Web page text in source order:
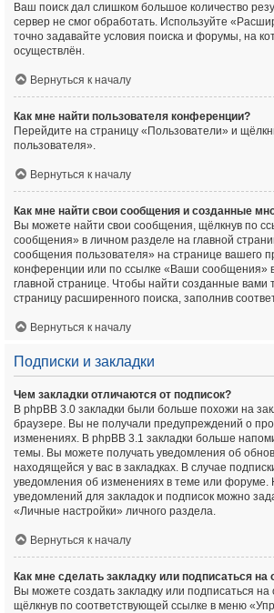
Ваш поиск дал слишком большое количество
сервер не смог обработать. Используйте
точно задавайте условия поиска и форумы, на
осуществлён.
Вернуться к началу
Как мне найти пользователя конференции?
Перейдите на страницу «Пользователи» и
пользователя».
Вернуться к началу
Как мне найти свои сообщения и созданные
Вы можете найти свои сообщения, щёлкнув по
сообщения» в личном разделе на главной
сообщения пользователя» на странице вашего
конференции или по ссылке «Ваши сообщения»
главной странице. Чтобы найти созданные вами
страницу расширенного поиска, заполнив
Вернуться к началу
Подписки и закладки
Чем закладки отличаются от подписок?
В phpBB 3.0 закладки были больше похожи на
браузере. Вы не получали предупреждений о
изменениях. В phpBB 3.1 закладки больше
темы. Вы можете получать уведомления об
находящейся у вас в закладках. В случае
уведомления об изменениях в теме или форуме.
уведомлений для закладок и подписок можно
«Личные настройки» личного раздела.
Вернуться к началу
Как мне сделать закладку или подписаться
Вы можете создать закладку или подписаться
щёлкнув по соответствующей ссылке в меню